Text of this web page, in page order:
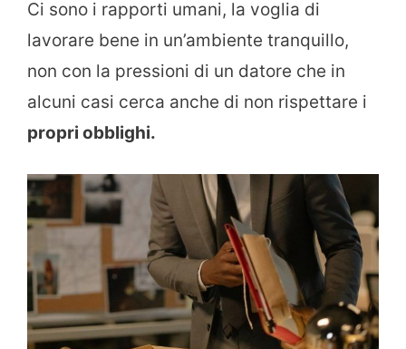
Ci sono i rapporti umani, la voglia di
lavorare bene in un’ambiente tranquillo,
non con la pressioni di un datore che in
alcuni casi cerca anche di non rispettare i
propri obblighi.